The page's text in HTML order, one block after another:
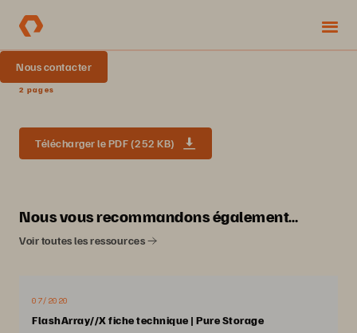
Nous contacter
2 pages
Télécharger le PDF (252 KB)
Nous vous recommandons également…
Voir toutes les ressources
07/2020
FlashArray//X fiche technique | Pure Storage